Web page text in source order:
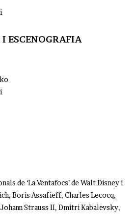
ESCENOGRAFIA​
de ‘La Ventafocs’ de Walt Disney i
Boris Assafieff, Charles Lecocq,
Strauss II, Dmitri Kabalevsky,